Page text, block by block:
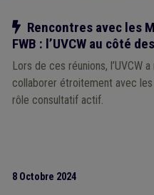
Notre action
Rencontres avec les
FWB : l’UVCW au côté
Lors de ces réunions, l’UVCW
collaborer étroitement avec
rôle consultatif actif.
8 Octobre 2024